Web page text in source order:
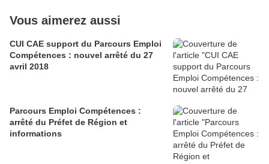
Vous aimerez aussi
CUI CAE support du Parcours Emploi
Compétences : nouvel arrêté du 27
avril 2018
Parcours Emploi Compétences :
arrêté du Préfet de Région et
informations